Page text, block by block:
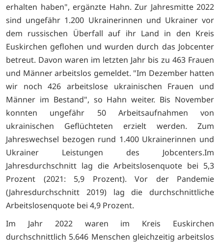
erhalten haben", ergänzte Hahn. Zur Jahresmitte 2022
sind ungefähr 1.200 Ukrainerinnen und Ukrainer vor
dem russischen Überfall auf ihr Land in den Kreis
Euskirchen geflohen und wurden durch das Jobcenter
betreut. Davon waren im letzten Jahr bis zu 463 Frauen
und Männer arbeitslos gemeldet. "Im Dezember hatten
wir noch 426 arbeitslose ukrainischen Frauen und
Männer im Bestand", so Hahn weiter. Bis November
konnten ungefähr 50 Arbeitsaufnahmen von
ukrainischen Geflüchteten erzielt werden. Zum
Jahreswechsel bezogen rund 1.400 Ukrainerinnen und
Ukrainer Leistungen des Jobcenters.Im
Jahresdurchschnitt lag die Arbeitslosenquote bei 5,3
Prozent (2021: 5,9 Prozent). Vor der Pandemie
(Jahresdurchschnitt 2019) lag die durchschnittliche
Arbeitslosenquote bei 4,9 Prozent.
Im Jahr 2022 waren im Kreis Euskirchen
durchschnittlich 5.646 Menschen gleichzeitig arbeitslos